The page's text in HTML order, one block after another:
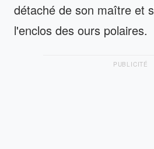
détaché de son maître et
l'enclos des ours polaires.
PUBLICITÉ